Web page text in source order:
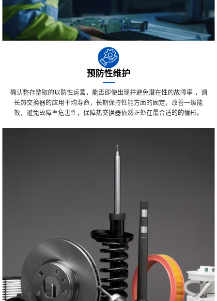
预防性维护
确认整存整取的以防性运营，能否即使出现并避免潜在性的故障率 ，调
长热交换器的应用平均寿命，长期保持性能方面的固定，改善一级能
效，避免故障率危害性，保障热交换器依然正处在最合适的的情形。